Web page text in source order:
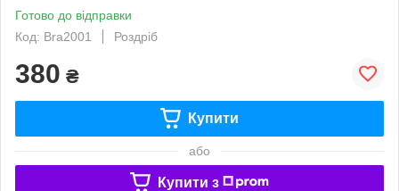
Готово до відправки
Код: Bra2001
Роздріб
380 ₴
Купити
або
Купити з